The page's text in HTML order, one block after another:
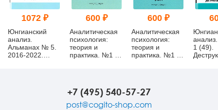
1072 ₽
Юнгианский
анализ.
Альманах № 5.
2016-2022.
600 ₽
Аналитическая
психология:
теория и
практика. №1 (1)
600 ₽
Аналитическая
психология:
теория и
практика. №1 (2)
1 (49).
+7 (495) 540-57-27
post@cogito-shop.com